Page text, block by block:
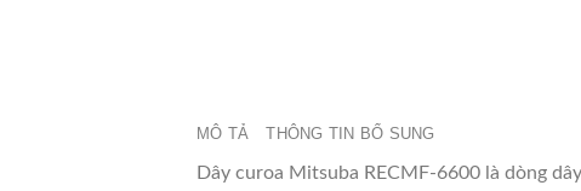
MÔ TẢ THÔNG TIN BỔ SUNG
Dây curoa Mitsuba RECMF-6600 là dòng